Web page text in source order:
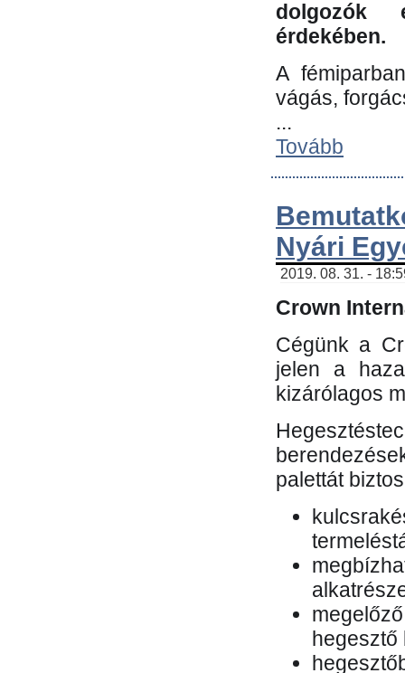
dolgozók
érdekében.
A
vágás,
...
Tovább
Nyári
2019. 08. 31. -
Crown
Cégünk a
jelen a
kizárólagos
palettát
hegesztő